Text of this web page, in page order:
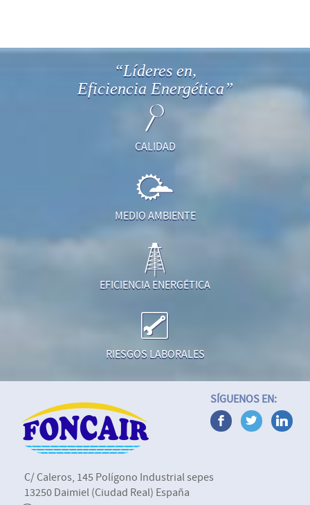
“Líderes en,
Eficiencia Energética”
CALIDAD
MEDIO AMBIENTE
EFICIENCIA ENERGÉTICA
RIESGOS LABORALES
C/ Caleros, 145 Polígono Industrial sepes
13250 Daimiel (Ciudad Real) España
SÍGUENOS EN: